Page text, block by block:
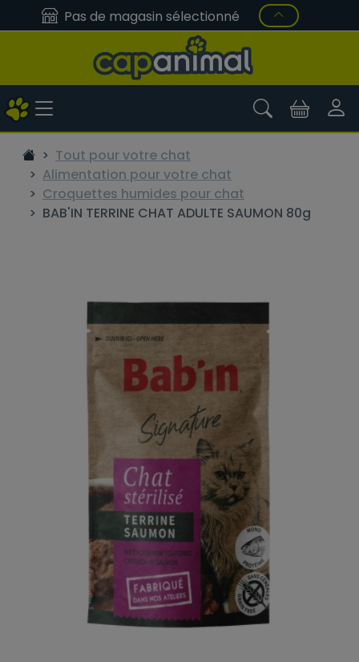
Pas de magasin sélectionné
Tout pour votre chat
Alimentation pour votre chat
Croquettes humides pour chat
BAB'IN TERRINE CHAT ADULTE SAUMON 80g